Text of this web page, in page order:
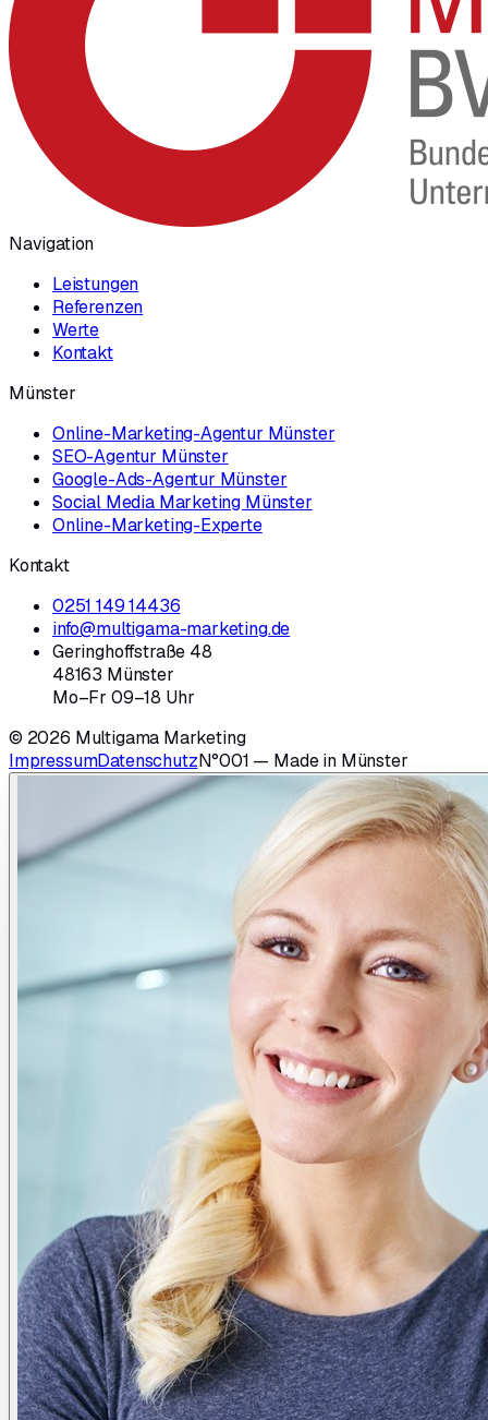
Navigation
Leistungen
Referenzen
Werte
Kontakt
Münster
Online-Marketing-Agentur Münster
SEO-Agentur Münster
Google-Ads-Agentur Münster
Social Media Marketing Münster
Online-Marketing-Experte
Kontakt
0251 149 14436
info@multigama-marketing.de
Geringhoffstraße 48
48163 Münster
Mo–Fr 09–18 Uhr
© 2026 Multigama Marketing
ImpressumDatenschutzN°001 — Made in Münster